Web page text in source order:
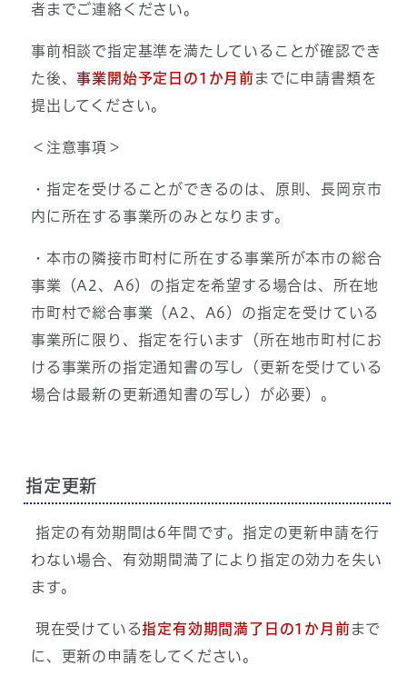
者までご連絡ください。
事前相談で指定基準を満たしていることが確認でき
た後、事業開始予定日の1か月前までに申請書類を
提出してください。
＜注意事項＞
・指定を受けることができるのは、原則、長岡京市
内に所在する事業所のみとなります。
・本市の隣接市町村に所在する事業所が本市の総合
事業（A2、A6）の指定を希望する場合は、所在地
市町村で総合事業（A2、A6）の指定を受けている
事業所に限り、指定を行います（所在地市町村にお
ける事業所の指定通知書の写し（更新を受けている
場合は最新の更新通知書の写し）が必要）。
指定更新
指定の有効期間は6年間です。指定の更新申請を行
わない場合、有効期間満了により指定の効力を失い
ます。
現在受けている指定有効期間満了日の1か月前まで
に、更新の申請をしてください。